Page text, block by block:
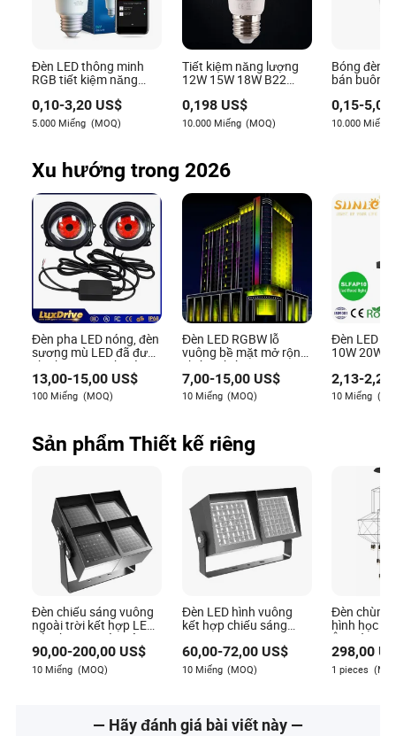
Emani Avila
Tác giả
Emani Avila là một nhà văn dày dạn kinh nghiệm
chuyên về ngành công nghiệp chiếu sáng. Với con
mắt tinh tường về chi tiết và khả năng tùy chỉnh sản
trong việc đánh giá khả năng của các giải pháp chiếu
sáng.
Đèn LED thông minh
RGB tiết kiệm năng
khẩn cấp cho nội thất,
điều khiển từ xa qua
Bluetooth 85-265V Dob
khiển từ xa Tuya, IC,
đèn dimmable E27 B22
0,10-3,20 US$
5.000 Miếng (MOQ)
Tiết kiệm năng lượng
12W 15W 18W B22
0,198US$
10.000 Miếng (MOQ)
Bóng đèn
bán buôn
24V 48V
0,15-5,00
10.000 Miếng
Xu hướng trong 2026
Đèn pha LED nóng, đèn
sương mù LED đã được
chỉnh sửa 3 inch, đèn
LED nhấp nháy động
Devil Eye với điều khiển
từ xa, đèn chiếu sáng
13,00-15,00 US$
100 Miếng (MOQ)
Đèn LED RGBW lỗ
vuông bề mặt mở rộng
chống thấm tường
ngoài
7,00-15,00US$
10 Miếng (MOQ)
Đèn LED
10W 20W
sáng
Chống
quang
2,13-2,24
10 Miếng
Sản phẩm Thiết kế riêng
Đèn chiếu sáng vuông
ngoài trời kết hợp LED
góc thường góc siêu
nhỏ 12W 72W 108W
144W 180W 216W
90,00-200,00 US$
10 Miếng (MOQ)
Đèn LED hình vuông
kết hợp chiếu sáng
180W 216W
60,00-72,00US$
10 Miếng (MOQ)
Đèn chùm
hình học
Âu màu
khách biệt
298,00
1 pieces
— Hãy đánh giá bài viết này —